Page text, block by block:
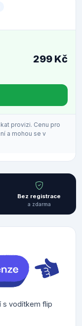
299 Kč
provizi. Cenu pro
a mohou se v
Bez registrace
a zdarma
s vodítkem flip